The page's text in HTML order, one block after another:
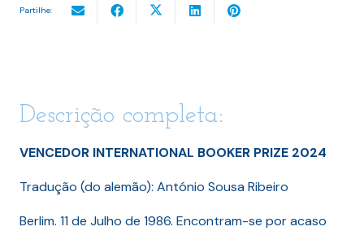
Partilhe:
Descrição completa:
VENCEDOR INTERNATIONAL BOOKER PRIZE 2024
Tradução (do alemão): António Sousa Ribeiro
Berlim. 11 de Julho de 1986. Encontram-se por acaso